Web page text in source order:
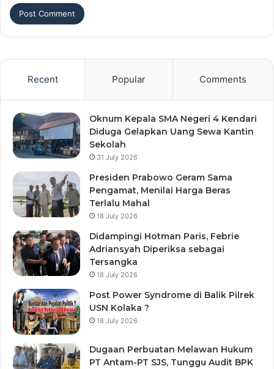
Recent Popular Comments
Oknum Kepala SMA Negeri 4 Kendari
Diduga Gelapkan Uang Sewa Kantin
Sekolah
31 July 2026
Presiden Prabowo Geram Sama
Pengamat, Menilai Harga Beras
Terlalu Mahal
18 July 2026
Didampingi Hotman Paris, Febrie
Adriansyah Diperiksa sebagai
Tersangka
18 July 2026
Post Power Syndrome di Balik Pilrek
USN Kolaka ?
18 July 2026
Dugaan Perbuatan Melawan Hukum
PT Antam-PT SJS, Tunggu Audit BPK